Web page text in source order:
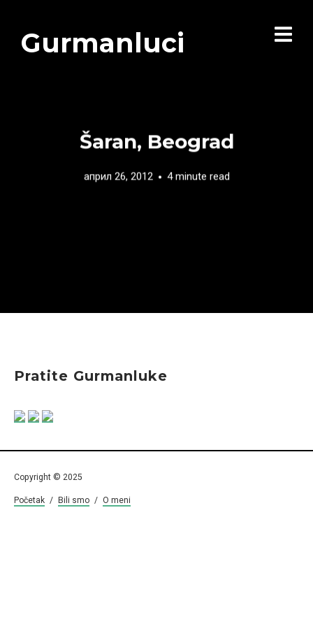
Gurmanluci
Šaran, Beograd
април 26, 2012 4 minute read
Pratite Gurmanluke
Copyright © 2025
Početak / Bili smo / O meni